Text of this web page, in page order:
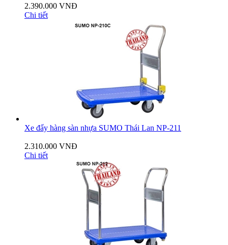
2.390.000 VNĐ
Chi tiết
Xe đẩy hàng sàn nhựa SUMO Thái Lan NP-211
2.310.000 VNĐ
Chi tiết